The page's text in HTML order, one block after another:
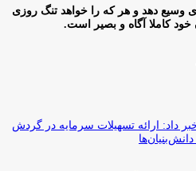
وسیع دهد و هر که را خواهد تنگ روزی
خود کاملا آگاه و بصیر است.
داد: ارائه تسهیلات سرمایه در گردش